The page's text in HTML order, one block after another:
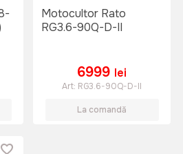
Motocultor Rato
RG3.6-90Q-D-II
6999 lei
Art: RG3.6-90Q-D-II
La comandă